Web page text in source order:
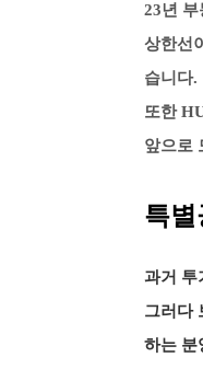
23년
상한선
습니다.
또한
앞으로
특별
과거 투
그러다
하는 분